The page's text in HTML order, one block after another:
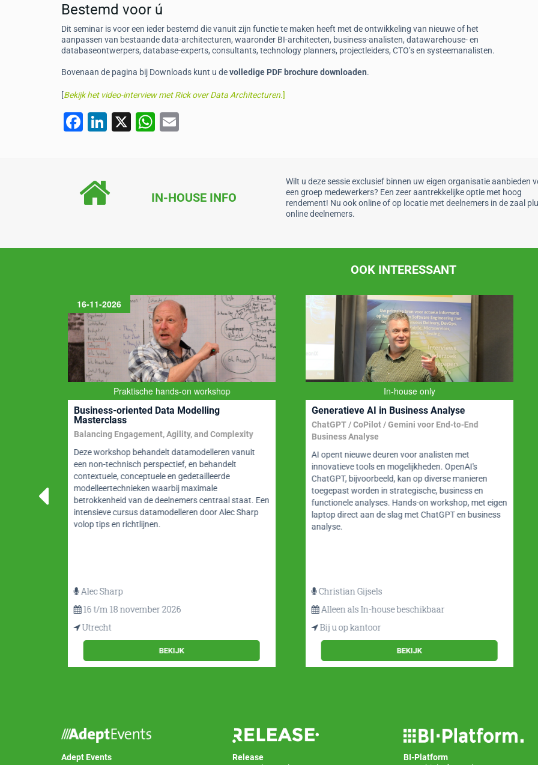
Bestemd voor ú
Dit seminar is voor een ieder bestemd die vanuit zijn functie te maken heeft met de ontwikkeling van nieuwe of het
aanpassen van bestaande data-architecturen, waaronder BI-architecten, business-analisten, datawarehouse- en
databaseontwerpers, database-experts, consultants, technology planners, projectleiders, CTO’s en systeemanalisten.
Bovenaan de pagina bij Downloads kunt u devolledige PDF brochure downloaden.
[Bekijk het video-interview met Rick over Data Architecturen.]
F
e
b
Li
dI
X
W
A
IN-HOUSE INFO
Wilt u deze sessie exclusief binnen uw eigen organisatie aanbieden
een groep medewerkers? Een zeer aantrekkelijke optie met hoog
rendement! Nu ook online of op locatie met deelnemers in de zaal
online deelnemers.
OOK INTERESSANT
16-11-2026
Praktische hands-on workshop
Business-oriented Data Modelling
Masterclass
Balancing Engagement, Agility, and Complexity
Deze workshop behandelt datamodelleren vanuit
een non-technisch perspectief, en behandelt
contextuele, conceptuele en gedetailleerde
modelleertechnieken waarbij maximale
betrokkenheid van de deelnemers centraal staat. Een
intensieve cursus datamodelleren door Alec Sharp
volop tips en richtlijnen.
Alec Sharp
16 t/m 18 november 2026
Utrecht
BEKIJK
In-house only
Generatieve AI in Business Analyse
ChatGPT / CoPilot / Gemini voor End-to-End
Business Analyse
AI opent nieuwe deuren voor analisten met
innovatieve tools en mogelijkheden. OpenAI's
ChatGPT, bijvoorbeeld, kan op diverse manieren
toegepast worden in strategische, business en
functionele analyses. Hands-on workshop, met eigen
laptop direct aan de slag met ChatGPT en business
analyse.
Christian Gijsels
Alleen als In-house beschikbaar
Bij u op kantoor
BEKIJK
Adept Events
Release
BI-Platform